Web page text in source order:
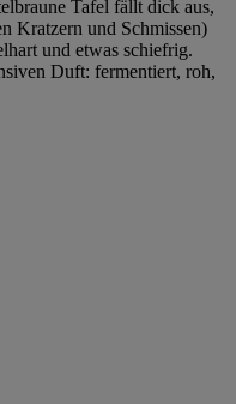
Tafel fällt dick aus,
Kratzern und Schmissen)
und etwas schiefrig.
Duft: fermentiert, roh,